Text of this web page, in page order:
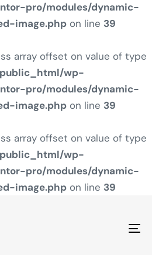
pro/modules/dynamic-
image.php on line 39
array offset on value of type
wp-
pro/modules/dynamic-
image.php on line 39
array offset on value of type
wp-
pro/modules/dynamic-
image.php on line 39